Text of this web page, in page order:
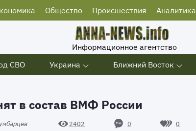
Общество Происшествия Аналитика
Информационное агентство
СВО Украина Ближний Восток
в состав ВМФ России
2402 0 0